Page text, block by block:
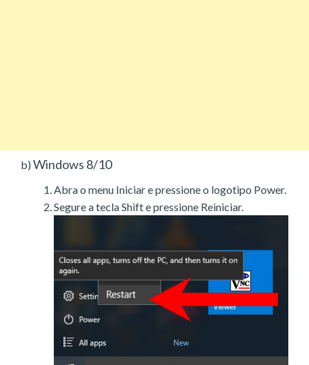
b) Windows 8/10
Abra o menu Iniciar e pressione o logotipo Power.
Segure a tecla Shift e pressione Reiniciar.